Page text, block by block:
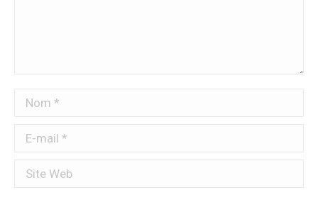
Nom *
E-mail *
Site Web